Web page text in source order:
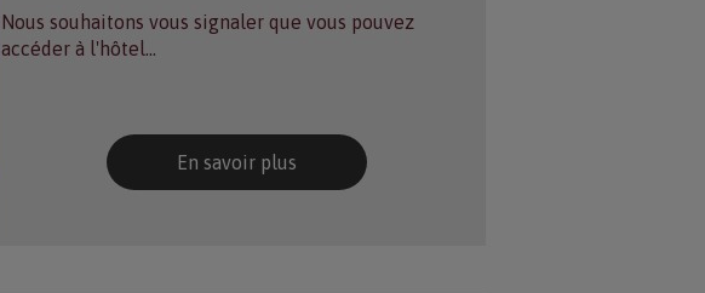
Nous souhaitons vous signaler que vous pouvez
accéder à l'hôtel...
En savoir plus